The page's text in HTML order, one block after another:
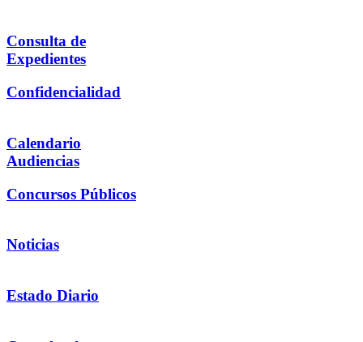
Consulta de
Expedientes
Confidencialidad
Calendario
Audiencias
Concursos Públicos
Noticias
Estado Diario